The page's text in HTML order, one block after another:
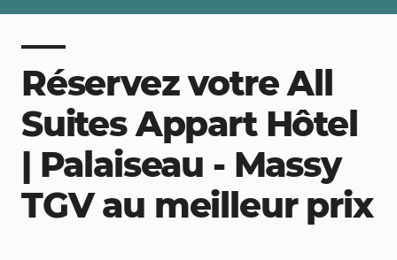
Réservez votre All
Suites Appart Hôtel
| Palaiseau - Massy
TGV au meilleur prix